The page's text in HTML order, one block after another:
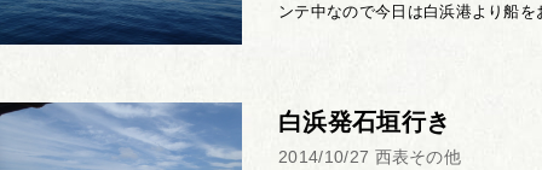
ンテ中なので今日は白浜港より船
白浜発石垣行き
2014/10/27 西表その他